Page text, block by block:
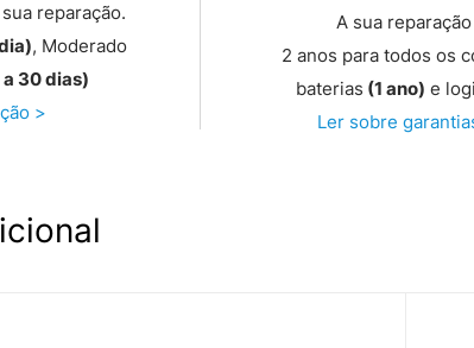
reparação.
, Moderado
a 30 dias)
>
A sua
2 anos para todos os
baterias (1 ano) e
Ler sobre